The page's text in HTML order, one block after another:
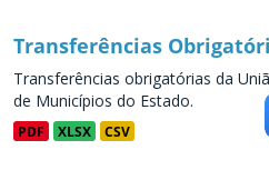
Transferências
Transferências obrigatórias da
de Municípios do Estado.
PDF XLSX CSV